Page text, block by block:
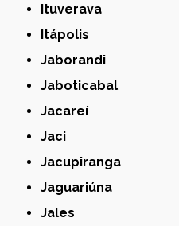
Ituverava
Itápolis
Jaborandi
Jaboticabal
Jacareí
Jaci
Jacupiranga
Jaguariúna
Jales